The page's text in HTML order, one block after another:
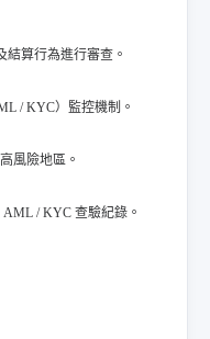
算行為進行審查。
/ KYC）監控機制。
風險地區。
/ KYC 查驗紀錄。